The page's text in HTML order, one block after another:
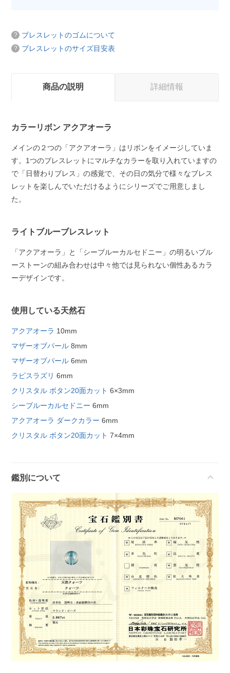
ブレスレットのゴムについて
ブレスレットのサイズ目安表
商品の説明 詳細情報
カラーリボン アクアオーラ
メインの２つの「アクアオーラ」はリボンをイメージしていま
す。1つのブレスレットにマルチなカラーを取り入れていますの
で「日替わりブレス」の感覚で、その日の気分で様々なブレス
レットを楽しんでいただけるようにシリーズでご用意しまし
た。
ライトブルーブレスレット
「アクアオーラ」と「シーブルーカルセドニー」の明るいブル
ーストーンの組み合わせは中々他では見られない個性あるカラ
ーデザインです。
使用している天然石
アクアオーラ 10mm
マザーオブパール 8mm
マザーオブパール 6mm
ラピスラズリ 6mm
クリスタル ボタン20面カット 6×3mm
シーブルーカルセドニー 6mm
アクアオーラ ダークカラー 6mm
クリスタル ボタン20面カット 7×4mm
鑑別について